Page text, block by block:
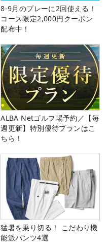
8-9月のプレーに2回使える！
コース限定2,000円クーポン
配布中！
ALBA Netゴルフ場予約／【毎
週更新】特別優待プランはこ
ちら！
猛暑を乗り切る！ こだわり機
能派パンツ4選